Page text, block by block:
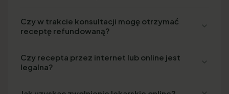
Czy w trakcie konsultacji mogę otrzymać
receptę refundowaną?
Czy recepta przez internet lub online jest
legalna?